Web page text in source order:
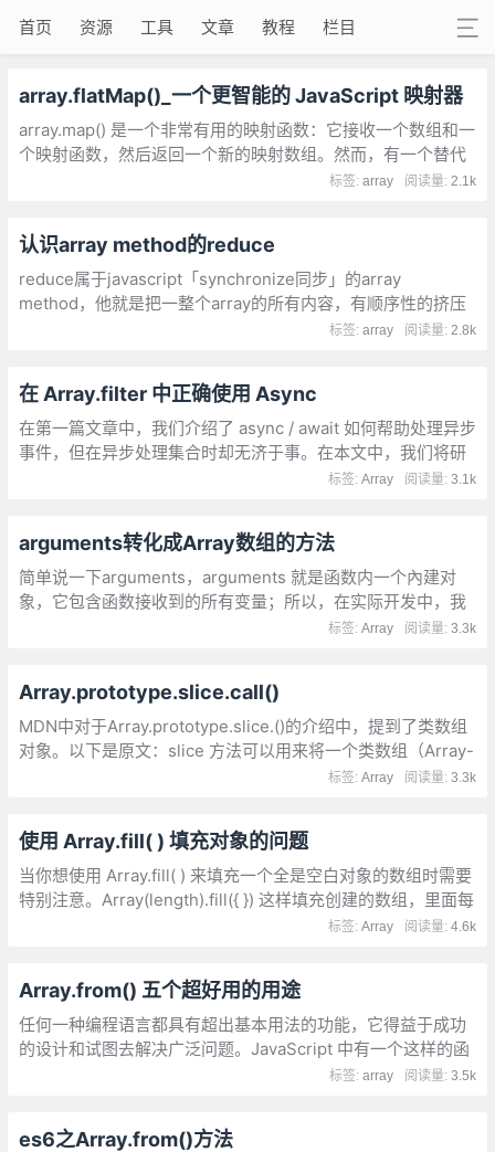
首页 资源 工具 文章 教程 栏目
array.flatMap()_一个更智能的 JavaScript 映射器
array.map() 是一个非常有用的映射函数：它接收一个数组和一
个映射函数，然后返回一个新的映射数组。然而，有一个替代
阅读量: 2.1k
标签:array
认识array method的reduce
reduce属于javascript「synchronize同步」的array
method，他就是把一整个array的所有内容，有顺序性的挤压
阅读量: 2.8k
标签:array
在 Array.filter 中正确使用 Async
在第一篇文章中，我们介绍了 async / await 如何帮助处理异步
事件，但在异步处理集合时却无济于事。在本文中，我们将研
究该filter函数，它可能是支持异步函数的最直观的方法。
阅读量:3.1k
标签:Array
arguments转化成Array数组的方法
简单说一下arguments，arguments 就是函数内一个內建对
象，它包含函数接收到的所有变量；所以，在实际开发中，我
们使用arguments可以很方便的获取到所有的实参，并且也需
阅读量:3.3k
标签:Array
Array.prototype.slice.call()
MDN中对于Array.prototype.slice.()的介绍中，提到了类数组
对象。以下是原文：slice 方法可以用来将一个类数组（Array-
like）对象/集合转换成一个新数组。你只需将该方法绑定到这
阅读量:3.3k
标签:Array
使用 Array.fill( ) 填充对象的问题
当你想使用 Array.fill( ) 来填充一个全是空白对象的数组时需要
特别注意。Array(length).fill({ }) 这样填充创建的数组，里面每
阅读量:4.6k
标签:Array
Array.from() 五个超好用的用途
任何一种编程语言都具有超出基本用法的功能，它得益于成功
的设计和试图去解决广泛问题。JavaScript 中有一个这样的函
数: Array.from：允许在 JavaScript 集合(如: 数组、类数组对
阅读量:3.5k
标签:array
es6之Array.from()方法